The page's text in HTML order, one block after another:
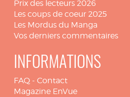
Prix des lecteurs 2026
Les coups de coeur 2025
Les Mordus du Manga
Vos derniers commentaires
INFORMATIONS
FAQ - Contact
Magazine EnVue